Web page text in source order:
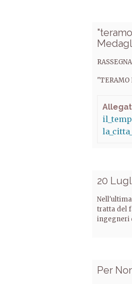
"TERAMO
20
tratta del
ingegneri
Per